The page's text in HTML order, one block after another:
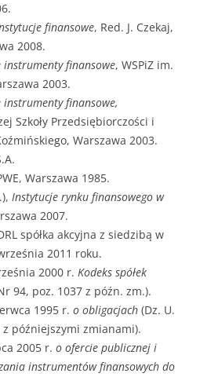
finansowe, Red. J. Czekaj,
2008.
instrumenty finansowe, WSPiZ im.
2003.
instrumenty finansowe,
Szkoły Przedsiębiorczości i
Warszawa 2003.
Warszawa 1985.
Instytucje rynku finansowego w
2007.
spółka akcyjna z siedzibą w
2011 roku.
2000 r. Kodeks spółek
94, poz. 1037 z późn. zm.).
1995 r. o obligacjach (Dz. U.
z późniejszymi zmianami).
2005 r. o ofercie publicznej i
instrumentów finansowych do